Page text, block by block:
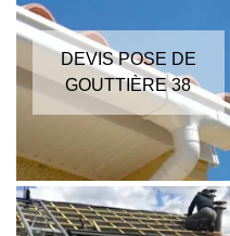
DEVIS POSE DE
GOUTTIÈRE 38